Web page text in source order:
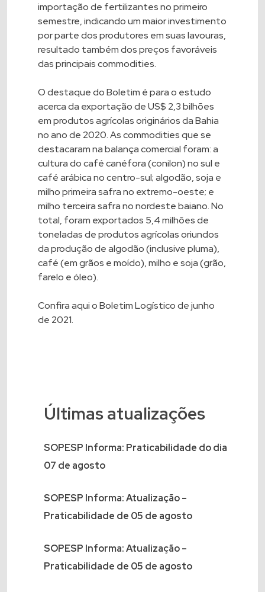
importação de fertilizantes no primeiro
semestre, indicando um maior investimento
por parte dos produtores em suas lavouras,
resultado também dos preços favoráveis
das principais commodities.
O destaque do Boletim é para o estudo
acerca da exportação de US$ 2,3 bilhões
em produtos agrícolas originários da Bahia
no ano de 2020. As commodities que se
destacaram na balança comercial foram: a
cultura do café canéfora (conilon) no sul e
café arábica no centro-sul; algodão, soja e
milho primeira safra no extremo-oeste; e
milho terceira safra no nordeste baiano. No
total, foram exportados 5,4 milhões de
toneladas de produtos agrícolas oriundos
da produção de algodão (inclusive pluma),
café (em grãos e moído), milho e soja (grão,
farelo e óleo).
Confiraaquio Boletim Logístico de junho
de 2021.
Últimas atualizações
SOPESP Informa: Praticabilidade do dia
07 de agosto
SOPESP Informa: Atualização –
Praticabilidade de 05 de agosto
SOPESP Informa: Atualização –
Praticabilidade de 05 de agosto